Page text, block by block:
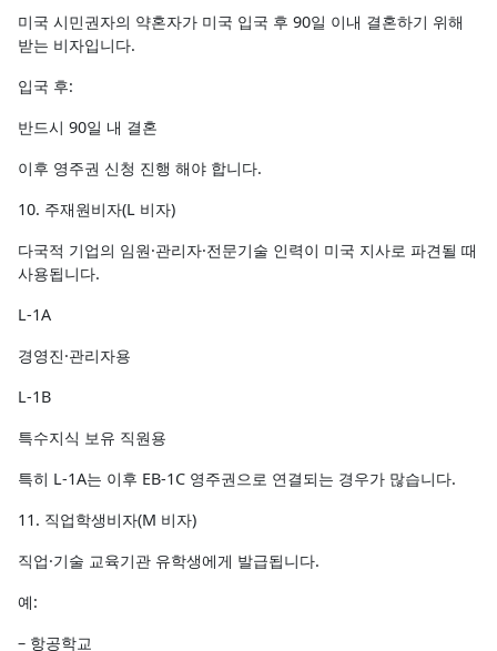
미국 시민권자의 약혼자가 미국 입국 후 90일 이내 결혼하기 위해
받는 비자입니다.
입국 후:
반드시 90일 내 결혼
이후 영주권 신청 진행 해야 합니다.
10. 주재원비자(L 비자)
다국적 기업의 임원·관리자·전문기술 인력이 미국 지사로 파견될 때
사용됩니다.
L-1A
경영진·관리자용
L-1B
특수지식 보유 직원용
특히 L-1A는 이후 EB-1C 영주권으로 연결되는 경우가 많습니다.
11. 직업학생비자(M 비자)
직업·기술 교육기관 유학생에게 발급됩니다.
예:
– 항공학교